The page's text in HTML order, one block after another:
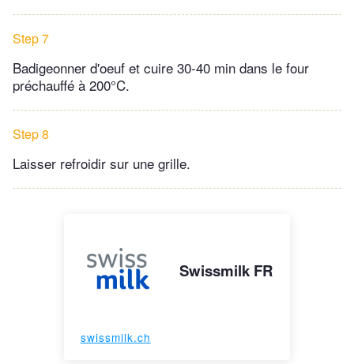
Step 7
Badigeonner d'oeuf et cuire 30-40 min dans le four
préchauffé à 200°C.
Step 8
Laisser refroidir sur une grille.
Swissmilk FR
swissmilk.ch